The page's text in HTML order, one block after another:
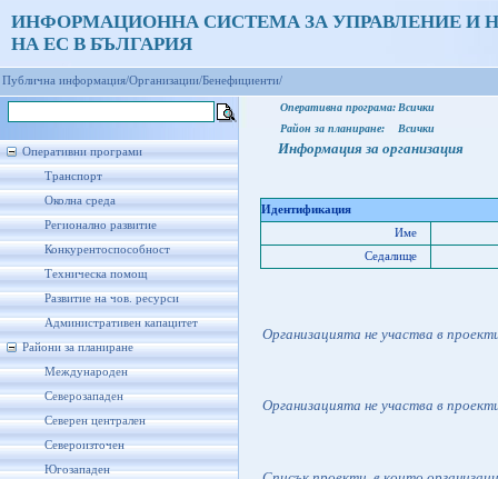
ИНФОРМАЦИОННА СИСТЕМА ЗА УПРАВЛЕНИЕ И
НА ЕС В БЪЛГАРИЯ
Публична информация/Организации/Бенефициенти/
Оперативни програми
Транспорт
Околна среда
Регионално развитие
Конкурентоспособност
Техническа помощ
Развитие на чов. ресурси
Административен капацитет
Райони за планиране
Международен
Северозападен
Северен централен
Североизточен
Югозападен
Оперативна програма: Всички
Район за планиране:
Всички
Информация за организация
Идентификация
Име
Седалище
Организацията не участва в
Организацията не участва в